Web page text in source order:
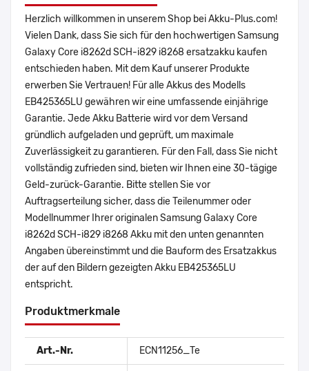
Herzlich willkommen in unserem Shop bei Akku-Plus.com!
Vielen Dank, dass Sie sich für den hochwertigen Samsung
Galaxy Core i8262d SCH-i829 i8268 ersatzakku kaufen
entschieden haben. Mit dem Kauf unserer Produkte
erwerben Sie Vertrauen! Für alle Akkus des Modells
EB425365LU gewähren wir eine umfassende einjährige
Garantie. Jede Akku Batterie wird vor dem Versand
gründlich aufgeladen und geprüft, um maximale
Zuverlässigkeit zu garantieren. Für den Fall, dass Sie nicht
vollständig zufrieden sind, bieten wir Ihnen eine 30-tägige
Geld-zurück-Garantie. Bitte stellen Sie vor
Auftragserteilung sicher, dass die Teilenummer oder
Modellnummer Ihrer originalen Samsung Galaxy Core
i8262d SCH-i829 i8268 Akku mit den unten genannten
Angaben übereinstimmt und die Bauform des Ersatzakkus
der auf den Bildern gezeigten Akku EB425365LU
entspricht.
Produktmerkmale
Art.-Nr. ECN11256_Te